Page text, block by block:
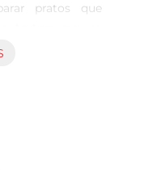
pratos que
é versátil e pode